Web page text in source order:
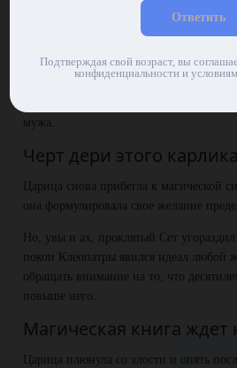
этот раз в ее покоях появился умный,
при виде которого любая замужняя
есть у мужчин ниже пояса, оказался
над всем Египтом. Клеопатра снова
мужа.
Черт дери этого
Царица снова прибегла к магической
она формулировала свое желание
Но, увы и ах, проклятый Сет
покои Клеопатры явился идеал любой
обращать внимание на то, что
повыше него.
Магическая книга ждет
Царица плюнула со злости и опять
Ответить
Подтверждая свой возраст, вы
конфиденциальности и